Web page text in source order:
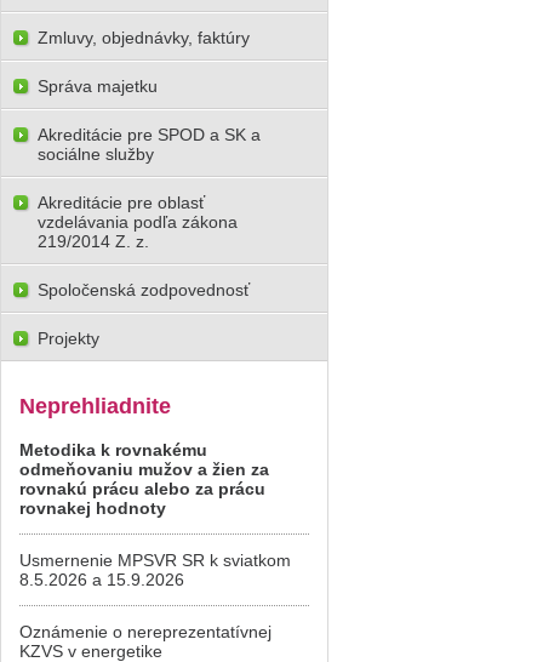
Zmluvy, objednávky, faktúry
Správa majetku
Akreditácie pre SPOD a SK a
sociálne služby
Akreditácie pre oblasť
vzdelávania podľa zákona
219/2014 Z. z.
Spoločenská zodpovednosť
Projekty
Neprehliadnite
Metodika k rovnakému
odmeňovaniu mužov a žien za
rovnakú prácu alebo za prácu
rovnakej hodnoty
Usmernenie MPSVR SR k sviatkom
8.5.2026 a 15.9.2026
Oznámenie o nereprezentatívnej
KZVS v energetike